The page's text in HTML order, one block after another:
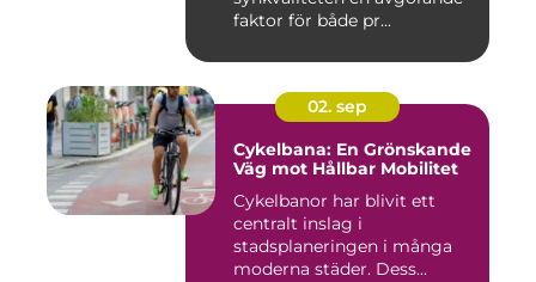
faktor för både pr...
02. sep
Cykelbana: En Grönskande
Väg mot Hållbar Mobilitet
Cykelbanor har blivit ett
centralt inslag i
stadsplaneringen i många
moderna städer. Dess...